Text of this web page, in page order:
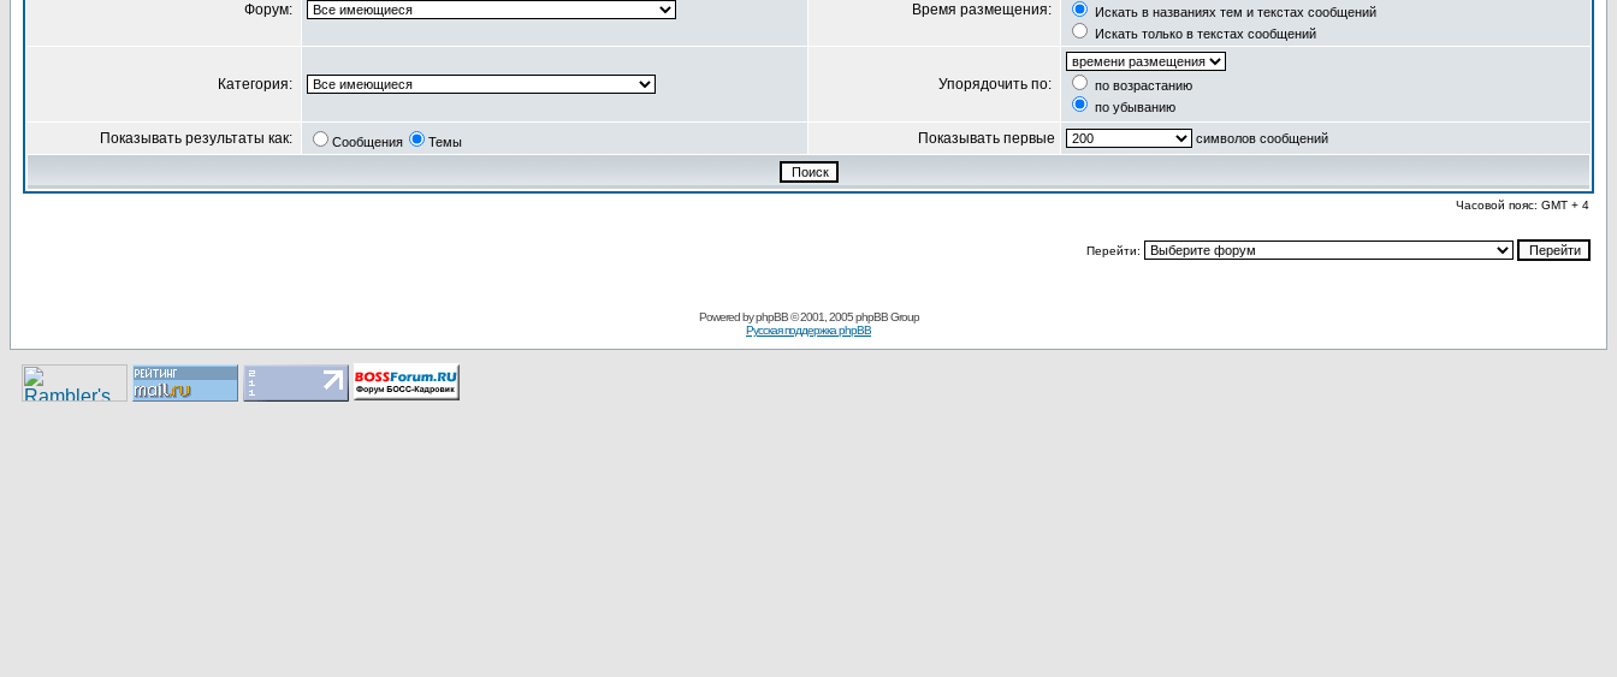
Форум: Время размещения:
Искать в названиях тем и текстах сообщений
Искать только в текстах сообщений
Категория: Упорядочить по:
по возрастанию
по убыванию
Показывать результаты как: Сообщения Темы Показывать первые символов сообщений
Часовой пояс: GMT + 4
Перейти:
Pоwerеd byрhpВB© 2001, 2005 рhpВB Grouр
Русская поддержка phрВB